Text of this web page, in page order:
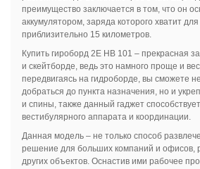
преимущество заключается в том, что он
аккумулятором, заряда которого хватит
приблизительно 15 километров.
Купить гироборд 2Е HB 101 – прекрасная
и скейтборде, ведь это намного проще и
передвигаясь на гидроборде, вы сможете
добраться до пункта назначения, но и
и спины, также данный гаджет
вестибулярного аппарата и координации.
Данная модель – не только способ
решение для больших компаний и офисов,
других объектов. Оснастив ими рабочее